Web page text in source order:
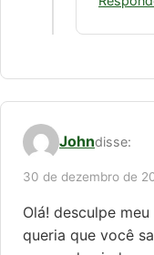
Johndisse:
30 de dezembro de
Olá! desculpe
queria que você